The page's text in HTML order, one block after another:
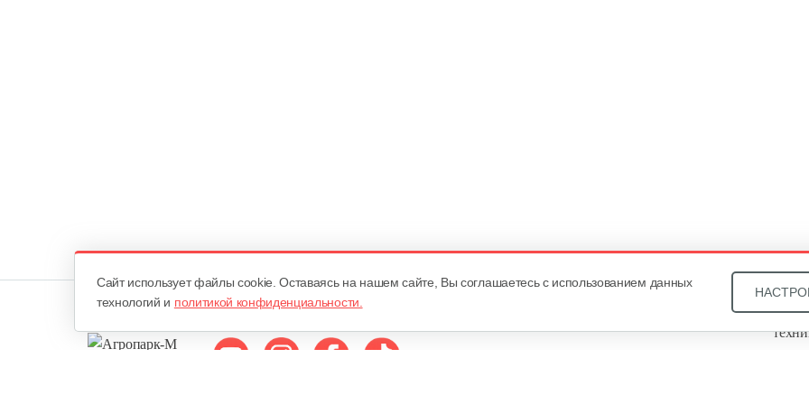
Cайт использует файлы cookie. Оставаясь на нашем сайте, Вы соглашаетесь с использованием данных
технологий и политикой конфиденциальности.